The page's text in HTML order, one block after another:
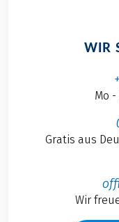
WIR
Mo -
Gratis aus
Wir